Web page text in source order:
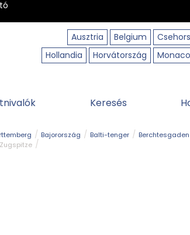
Ausztria
Belgium
Hollandia
Horvátország Monaco
Keresés
Bajorország Balti-tenger Berchtesgaden
Zugspitze